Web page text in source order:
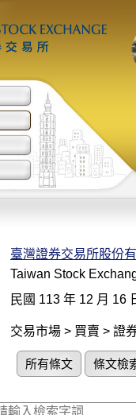
臺灣證券交易所股份
Taiwan Stock
民國 113 年 12 月 16
交易市場 > 買賣 > 證
所有條文 條文檢